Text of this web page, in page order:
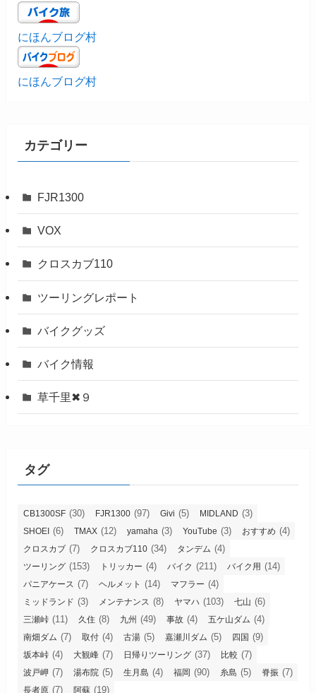
にほんブログ村
にほんブログ村
カテゴリー
FJR1300
VOX
クロスカブ110
ツーリングレポート
バイクグッズ
バイク情報
草千里✖９
タグ
CB1300SF (30) FJR1300 (97) Givi (5) MIDLAND (3)
SHOEI (6) TMAX (12) yamaha (3) YouTube (3) おすすめ (4)
クロスカブ (7) クロスカブ110 (34) タンデム (4)
ツーリング (153) トリッカー (4) バイク (211) バイク用 (14)
パニアケース (7) ヘルメット (14) マフラー (4)
ミッドランド (3) メンテナンス (8) ヤマハ (103) 七山 (6)
三瀬峠 (11) 久住 (8) 九州 (49) 事故 (4) 五ケ山ダム (4)
南畑ダム (7) 取付 (4) 古湯 (5) 嘉瀬川ダム (5) 四国 (9)
坂本峠 (4) 大観峰 (7) 日帰りツーリング (37) 比較 (7)
波戸岬 (7) 湯布院 (5) 生月島 (4) 福岡 (90) 糸島 (5) 脊振 (7)
長者原 (7) 阿蘇 (19)